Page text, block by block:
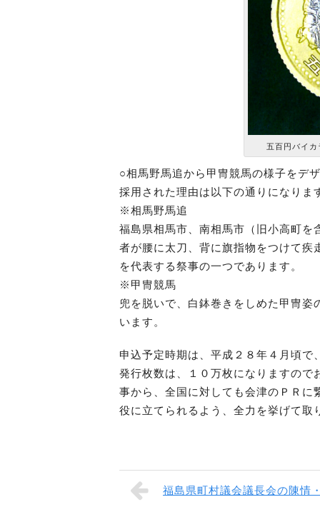
五百円バイ
○相馬野馬追から甲冑競馬の様子をデ
採用された理由は以下の通りになりま
※相馬野馬追
福島県相馬市、南相馬市（旧小高町
者が腰に太刀、背に旗指物をつけて
を代表する祭事の一つであります。
※甲冑競馬
兜を脱いで、白鉢巻きをしめた甲冑
います。
申込予定時期は、平成２８年４月頃
発行枚数は、１０万枚になりますの
事から、全国に対しても会津のＰＲ
役に立てられるよう、全力を挙げて取
福島県町村議会議長会の陳情